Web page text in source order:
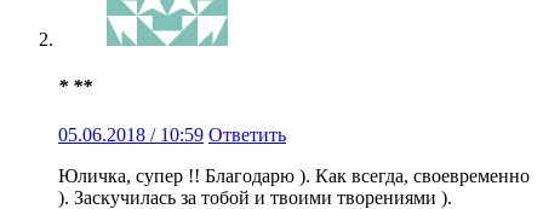
* **
05.06.2018 / 10:59 Ответить
Юличка, супер !! Благодарю ). Как всегда, своевременно
). Заскучилась за тобой и твоими творениями ).